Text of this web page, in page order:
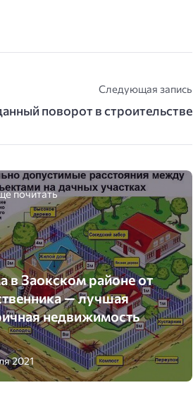
Следующая запись
поворот в строительстве
почитать
в Заокском районе от
— лучшая
недвижимость
2021